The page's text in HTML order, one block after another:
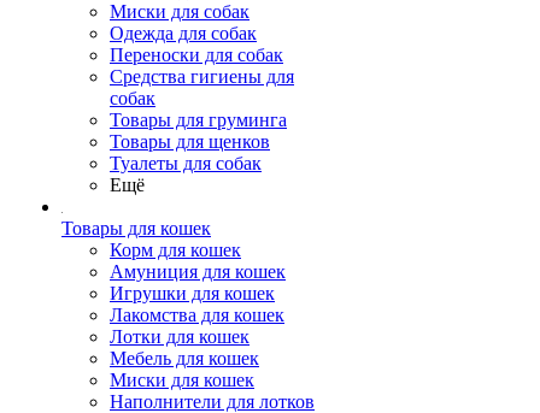
Миски для собак
Одежда для собак
Переноски для собак
Средства гигиены для
собак
Товары для груминга
Товары для щенков
Туалеты для собак
Ещё
Товары для кошек
Корм для кошек
Амуниция для кошек
Игрушки для кошек
Лакомства для кошек
Лотки для кошек
Мебель для кошек
Миски для кошек
Наполнители для лотков